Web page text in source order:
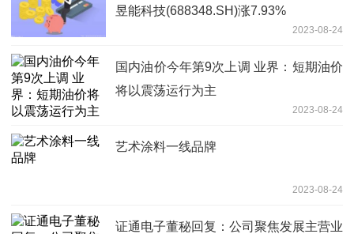
昱能科技(688348.SH)涨7.93%
2023-08-24
国内油价今年第9次上调 业界：短期油价
将以震荡运行为主
2023-08-24
艺术涂料一线品牌
2023-08-24
证通电子董秘回复：公司聚焦发展主营业